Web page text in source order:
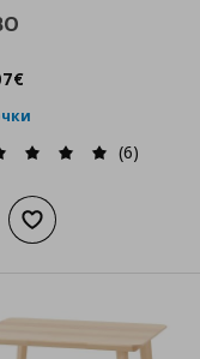
€
(6)
в кошницата
Добави към